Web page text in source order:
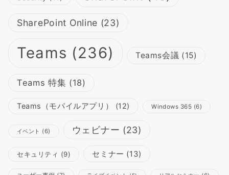
SharePoint Online (23)
Teams (236) Teams会議 (15)
Teams 特集 (18)
Teams（モバイルアプリ） (12) Windows 365 (6)
イベント (6) ウェビナー (23)
セキュリティ (9) セミナー (13)